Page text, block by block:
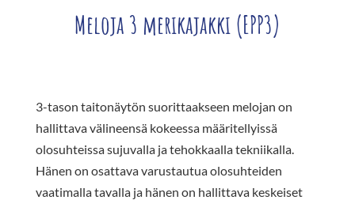
Meloja 3 merikajakki (EPP3)
3-tason taitonäytön suorittaakseen melojan on
hallittava välineensä kokeessa määritellyissä
olosuhteissa sujuvalla ja tehokkaalla tekniikalla.
Hänen on osattava varustautua olosuhteiden
vaatimalla tavalla ja hänen on hallittava keskeiset